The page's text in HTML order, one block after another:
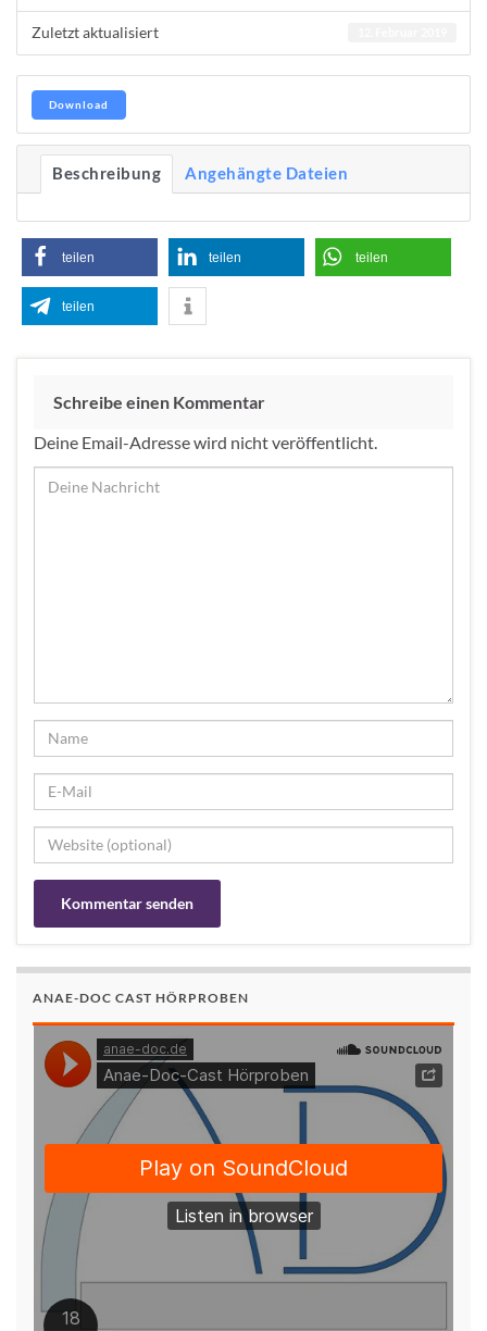
Zuletzt aktualisiert
Download
Beschreibung Angehängte Dateien
teilen teilen teilen
teilen
Schreibe einen Kommentar
Deine Email-Adresse wird nicht veröffentlicht.
ANAE-DOC CAST HÖRPROBEN